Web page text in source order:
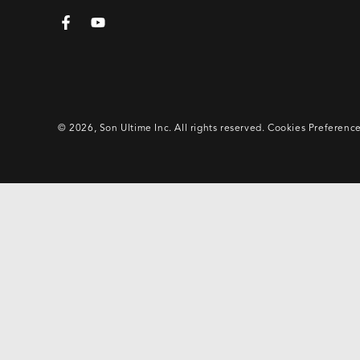
FacebookYouTube
© 2026, Son Ultime Inc. All rights reserved.Cookies